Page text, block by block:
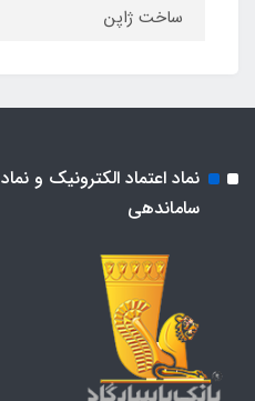
ساخت ژاپن
نماد اعتماد الکترونیک و نماد
ساماندهی